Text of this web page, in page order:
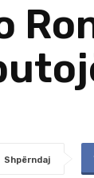
Shpërndaj